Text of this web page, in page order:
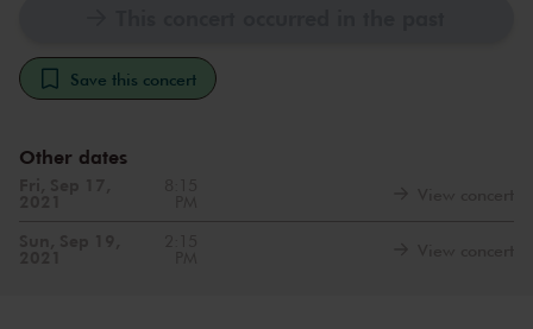
Save this concert
Other dates